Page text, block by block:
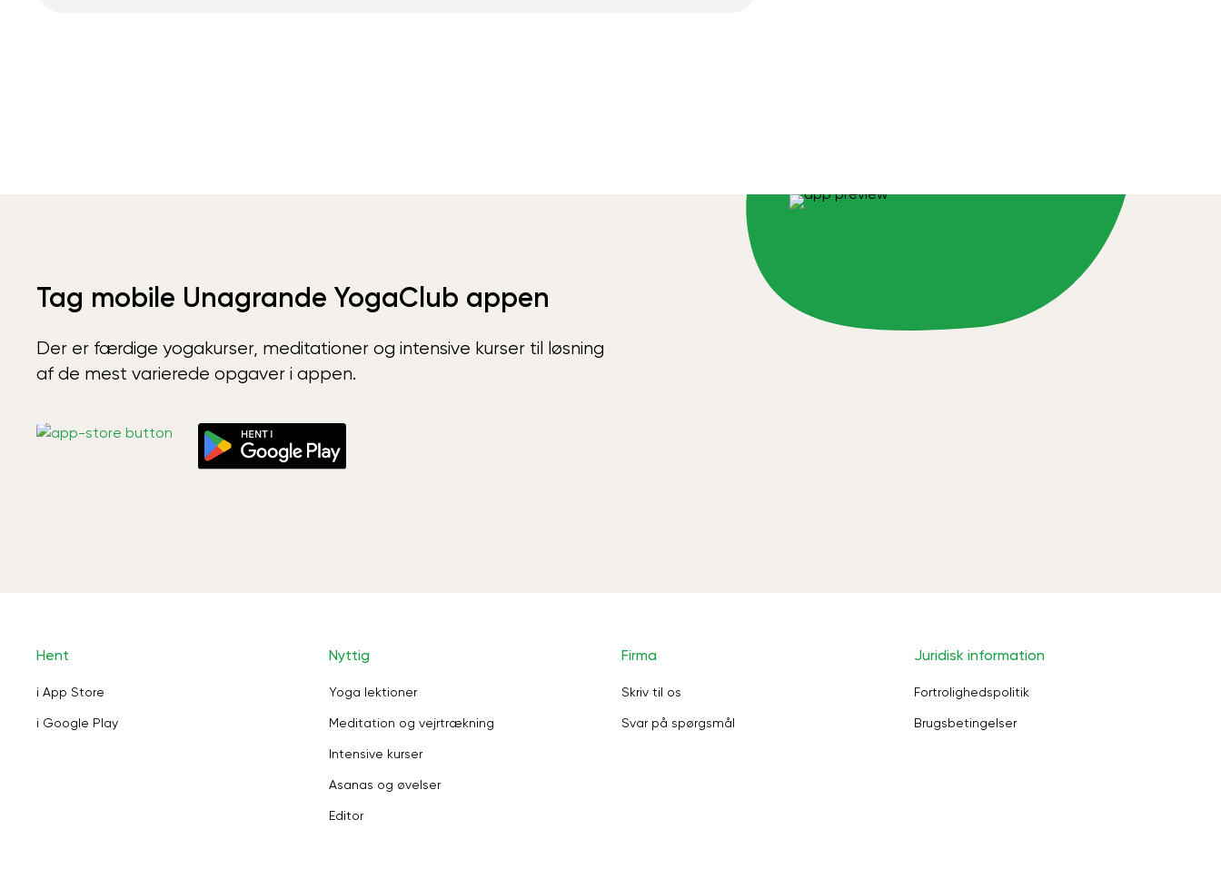
Tag mobile Unagrande YogaClub appen
Der er færdige yogakurser, meditationer og intensive kurser til løsning
af de mest varierede opgaver i appen.
Hent
i App Store
i Google Play
Nyttig
Yoga lektioner
Meditation og vejrtrækning
Intensive kurser
Asanas og øvelser
Editor
Firma
Skriv til os
Svar på spørgsmål
Juridisk information
Fortrolighedspolitik
Brugsbetingelser